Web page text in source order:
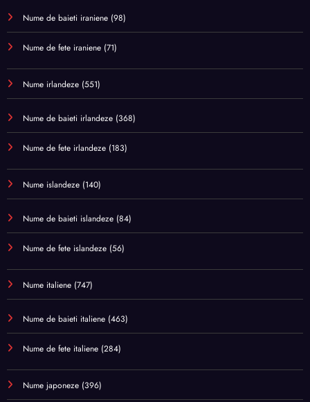
Nume de baieti iraniene (98)
Nume de fete iraniene (71)
Nume irlandeze (551)
Nume de baieti irlandeze (368)
Nume de fete irlandeze (183)
Nume islandeze (140)
Nume de baieti islandeze (84)
Nume de fete islandeze (56)
Nume italiene (747)
Nume de baieti italiene (463)
Nume de fete italiene (284)
Nume japoneze (396)